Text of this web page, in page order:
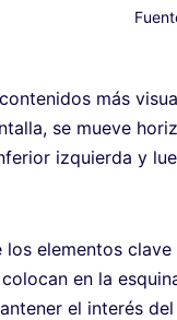
más
se mueve
izquierda y
elementos
en la
el interés